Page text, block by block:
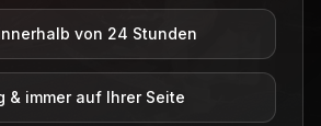
von 24 Stunden
& immer auf Ihrer Seite